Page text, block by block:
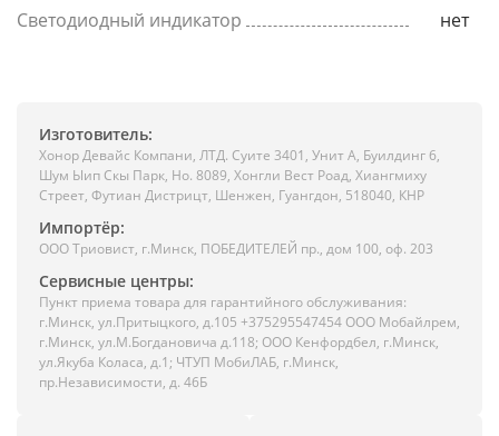
Светодиодный индикатор
нет
Изготовитель:
Хонор Девайс Компани, ЛТД. Суите 3401, Унит A, Буилдинг 6,
Шум Ыип Скы Парк, Но. 8089, Хонгли Вест Роад, Xиангмиху
Стреет, Футиан Дистрицт, Шенжен, Гуангдон, 518040, КНР
Импортёр:
ООО Триовист, г.Минск, ПОБЕДИТЕЛЕЙ пр., дом 100, оф. 203
Сервисные центры:
Пункт приема товара для гарантийного обслуживания:
г.Минск, ул.Притыцкого, д.105 +375295547454 ООО Мобайлрем,
г.Минск, ул.М.Богдановича д.118; ООО Кенфордбел, г.Минск,
ул.Якуба Коласа, д.1; ЧТУП МобиЛАБ, г.Минск,
пр.Независимости, д. 46Б